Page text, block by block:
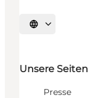
Sprache auswählen
Unsere Seiten
Presse